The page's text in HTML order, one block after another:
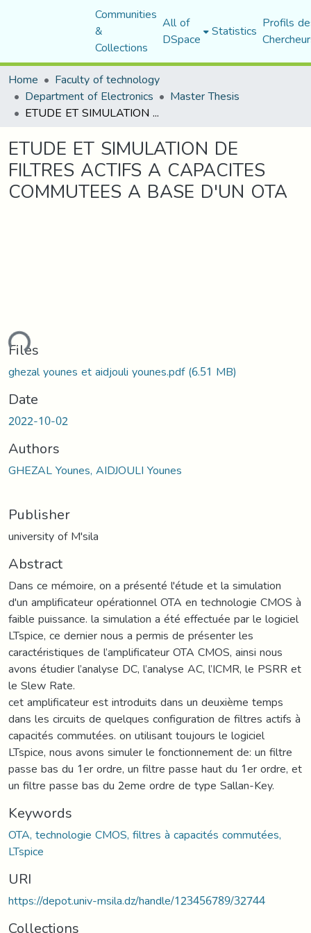
Communities
&
Collections
All of
DSpace Statistics Profils
Home
Faculty of technology
Department of Electronics Master Thesis
ETUDE ET SIMULATION DE FILTRES ACTIFS A CAPACITES COMMUTEES A BASE D'UN OTA
ETUDE ET SIMULATION DE
FILTRES ACTIFS A CAPACITES
COMMUTEES A BASE D'UN OTA
Files
ghezal younes et aidjouli younes.pdf(6.51 MB)
Date
2022-10-02
Authors
GHEZAL Younes, AIDJOULI Younes
Publisher
university of M'sila
Abstract
Dans ce mémoire, on a présenté l'étude et la simulation
d'un amplificateur opérationnel OTA en technologie CMOS à
faible puissance. la simulation a été effectuée par le logiciel
LTspice, ce dernier nous a permis de présenter les
caractéristiques de l’amplificateur OTA CMOS, ainsi nous
avons étudier l’analyse DC, l’analyse AC, l’ICMR, le PSRR et
le Slew Rate.
cet amplificateur est introduits dans un deuxième temps
dans les circuits de quelques configuration de filtres actifs à
capacités commutées. on utilisant toujours le logiciel
LTspice, nous avons simuler le fonctionnement de: un filtre
passe bas du 1er ordre, un filtre passe haut du 1er ordre, et
un filtre passe bas du 2eme ordre de type Sallan-Key.
Keywords
OTA, technologie CMOS, filtres à capacités commutées,
LTspice
URI
https://depot.univ-msila.dz/handle/123456789/32744